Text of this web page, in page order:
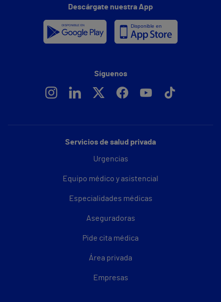
Servicios de salud privada
Urgencias
Equipo médico y asistencial
Especialidades médicas
Aseguradoras
Pide cita médica
Área privada
Empresas
Descárgate nuestra App
Síguenos